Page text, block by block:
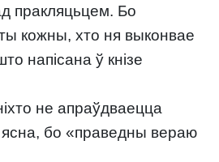
пракляцьцем. Бо
кожны, хто ня выконвае
напісана ў кнізе
не апраўдваецца
ясна, бо «праведны вераю